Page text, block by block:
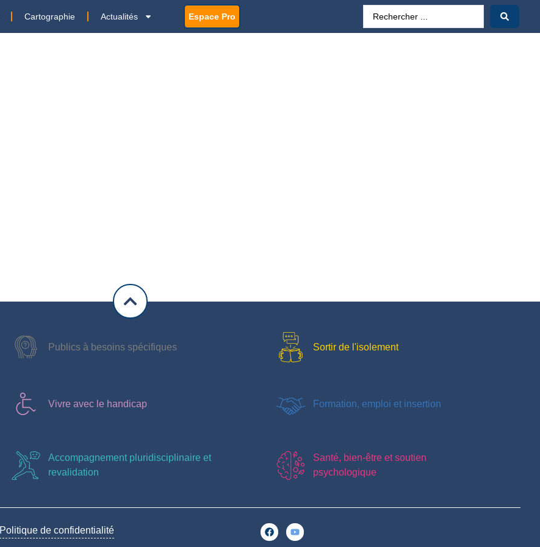
Cartographie Actualités Espace Pro
Publics à besoins spécifiques Sortir de l'isolement
Vivre avec le handicap Formation, emploi et insertion
Accompagnement pluridisciplinaire et
revalidation
Santé, bien-être et soutien
psychologique
Politique de confidentialité